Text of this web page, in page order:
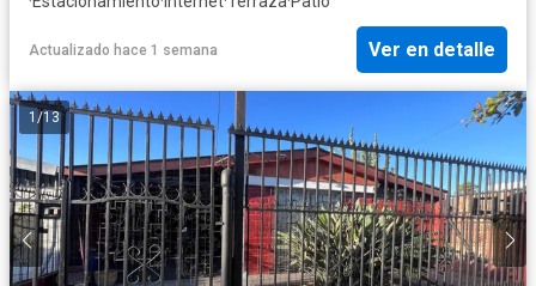
Actualizado hace 1 semana Ver en detalle
1 /13